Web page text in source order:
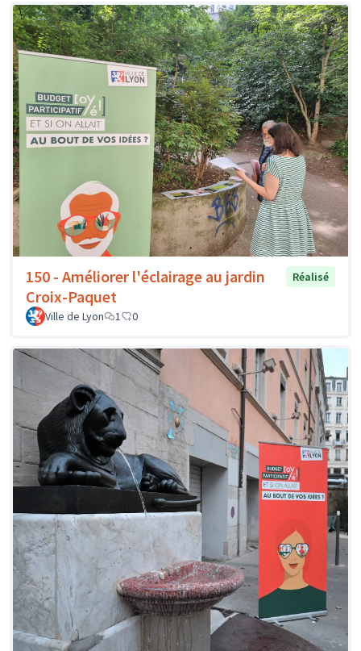
150 - Améliorer l'éclairage au jardin
Croix-Paquet
Réalisé
Ville de Lyon 1 0